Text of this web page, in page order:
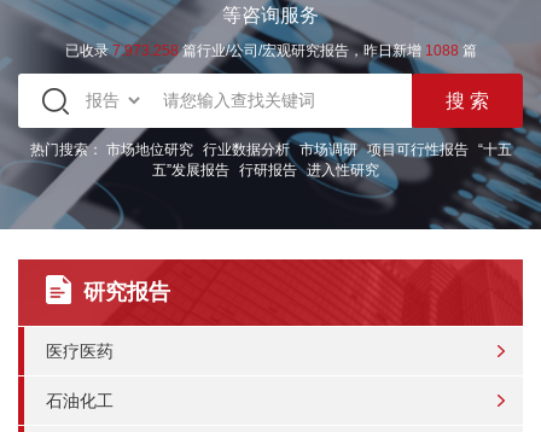
等咨询服务
已收录7.973.258篇行业/公司/宏观研究报告，昨日新增 1088 篇
热门搜索： 市场地位研究 行业数据分析 市场调研 项目可行性报告
“十五
五”发展报告 行研报告 进入性研究
研究报告
医疗医药
石油化工